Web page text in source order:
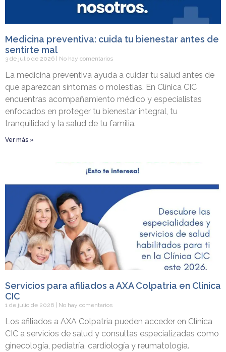
Medicina preventiva: cuida tu bienestar antes de
sentirte mal
3 de julio de 2026 No hay comentarios
La medicina preventiva ayuda a cuidar tu salud antes de
que aparezcan síntomas o molestias. En Clínica CIC
encuentras acompañamiento médico y especialistas
enfocados en proteger tu bienestar integral, tu
tranquilidad y la salud de tu familia.
Ver más »
Servicios para afiliados a AXA Colpatria en Clínica
CIC
1 de julio de 2026 No hay comentarios
Los afiliados a AXA Colpatria pueden acceder en Clínica
CIC a servicios de salud y consultas especializadas como
ginecología, pediatría, cardiología y reumatología.